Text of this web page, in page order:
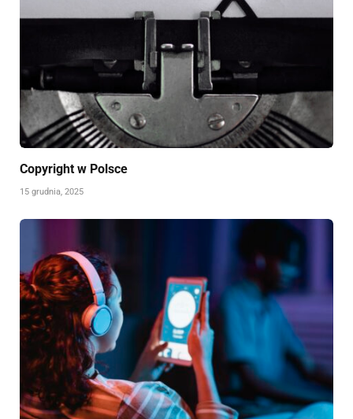
Copyright w Polsce
15 grudnia, 2025